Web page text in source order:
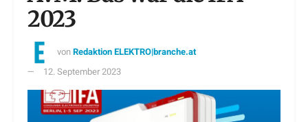
2023
vonRedaktion ELEKTRO|branche.at
12. September 2023